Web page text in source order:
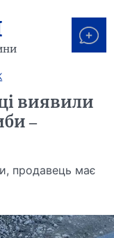
виявили
–
продавець має